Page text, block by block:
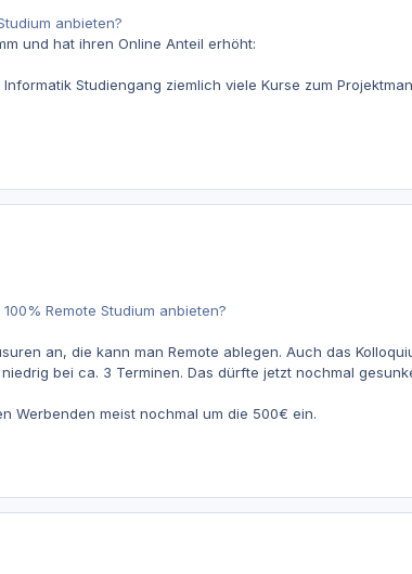
anbieten?
und hat ihren Online Anteil erhöht:
Studiengang ziemlich viele Kurse zum
Remote Studium anbieten?
an, die kann man Remote ablegen. Auch das
bei ca. 3 Terminen. Das dürfte jetzt nochmal
Werbenden meist nochmal um die 500€ ein.